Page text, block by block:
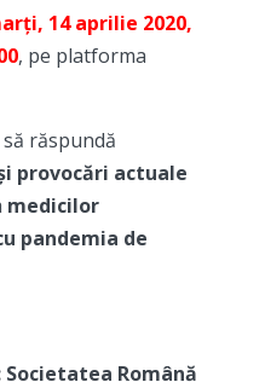
14 aprilie 2020,
, pe platforma
răspundă
provocări actuale
medicilor
pandemia de
Română